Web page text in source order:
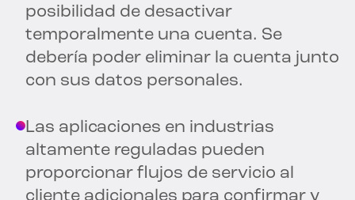
posibilidad de desactivar
temporalmente una cuenta. Se
debería poder eliminar la cuenta junto
con sus datos personales.
Las aplicaciones en industrias
altamente reguladas pueden
proporcionar flujos de servicio al